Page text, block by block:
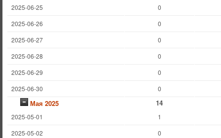
2025-06-25
0
2025-06-26
0
2025-06-27
0
2025-06-28
0
2025-06-29
0
2025-06-30
0
Мая 2025 14
2025-05-01
1
2025-05-02
0